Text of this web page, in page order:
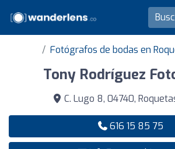
Fotógrafos de bodas en
Tony Rodríguez
C. Lugo 8, 04740,
616 15 85 75